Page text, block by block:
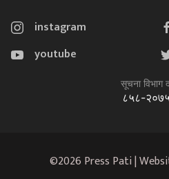
instagram
youtube
सूचना विभाग
८५८-
©2026 Press Pati |